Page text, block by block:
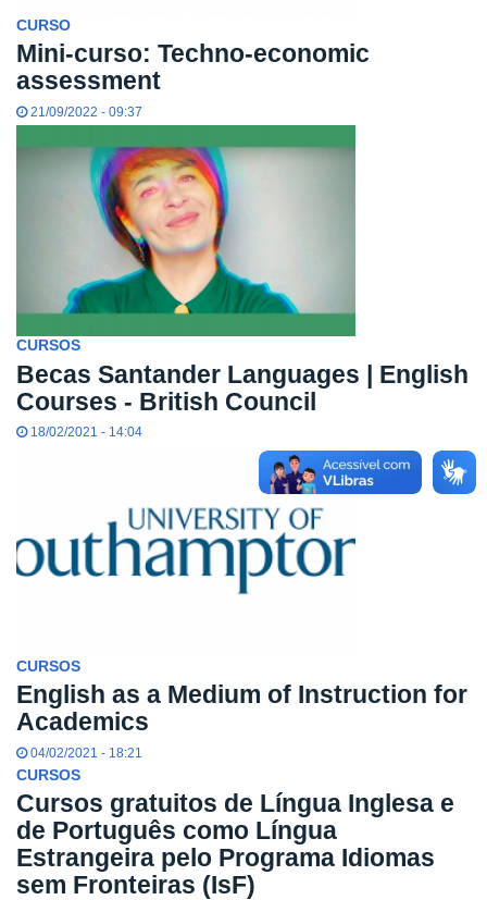
CURSO
Mini-curso: Techno-economic
assessment
21/09/2022 - 09:37
CURSOS
Becas Santander Languages | English
Courses - British Council
18/02/2021 - 14:04
CURSOS
English as a Medium of Instruction for
Academics
04/02/2021 - 18:21
CURSOS
Cursos gratuitos de Língua Inglesa e
de Português como Língua
Estrangeira pelo Programa Idiomas
sem Fronteiras (IsF)